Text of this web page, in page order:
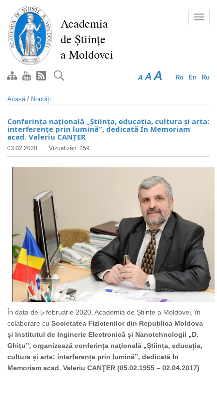
conţinutul
principal
Academia
de Științe
a Moldovei
Ro En Ru
A A A
Acasă/ Noutăți
Conferința naţională „Știința, educația, cultura și arta:
interferențe prin lumină”, dedicată In Memoriam
acad. Valeriu CANŢER
03.02.2020 Vizualizări: 259
În data de 5 februarie 2020, Academia de Științe a Moldovei, în
colaborare cu Societatea Fizicienilor din Republica Moldova
și Institutul de Inginerie Electronică și Nanotehnologii „D.
Ghițu”, organizează conferința naţională „Știința, educația,
cultura și arta: interferențe prin lumină”, dedicată In
Memoriam acad. Valeriu CANŢER (05.02.1955 – 02.04.2017)